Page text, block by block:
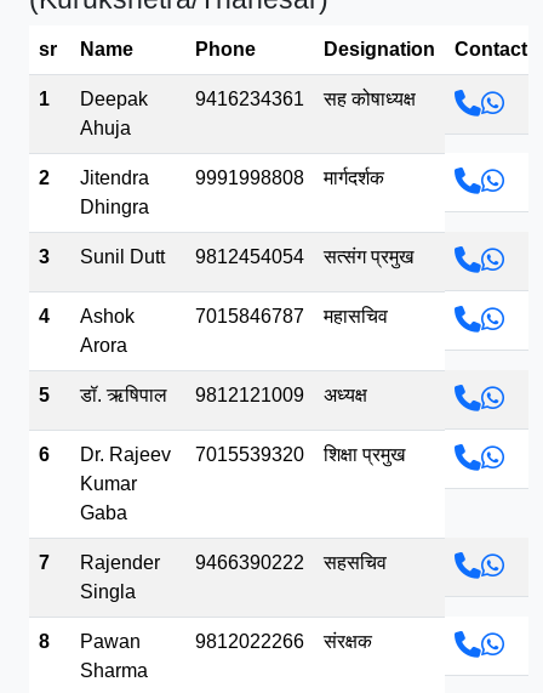
sr Name Phone Designation Contact
1
Deepak
Ahuja
9416234361 सह कोषाध्यक्ष
2
Jitendra
Dhingra
9991998808 मार्गदर्शक
3 Sunil Dutt 9812454054 सत्संग प्रमुख
4
Ashok
Arora
7015846787 महासचिव
5 डॉ. ऋषिपाल 9812121009 अध्यक्ष
6
Dr. Rajeev
Kumar
Gaba
7015539320 शिक्षा प्रमुख
7
Rajender
Singla
9466390222 सहसचिव
8
Pawan
Sharma
9812022266 संरक्षक